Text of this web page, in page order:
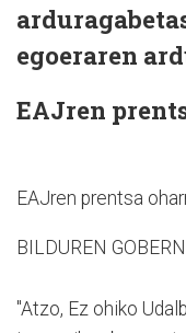
egoeraren
EAJren
EAJren prentsa
BILDUREN
"Atzo, Ez ohiko